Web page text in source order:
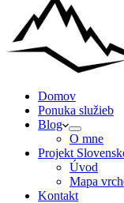
Domov
Ponuka služieb
Blog
O mne
Projekt
Úvod
Mapa
Kontakt